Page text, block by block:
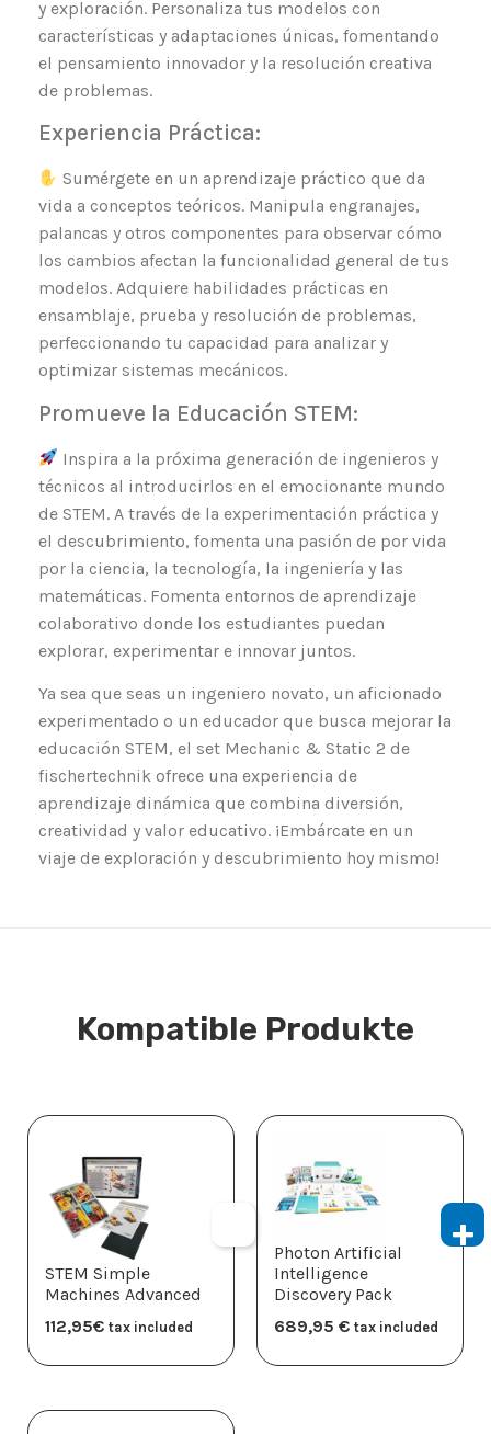
y exploración. Personaliza tus modelos con
características y adaptaciones únicas, fomentando
el pensamiento innovador y la resolución creativa
de problemas.
Experiencia Práctica:
Sumérgete en un aprendizaje práctico que da
vida a conceptos teóricos. Manipula engranajes,
palancas y otros componentes para observar cómo
los cambios afectan la funcionalidad general de tus
modelos. Adquiere habilidades prácticas en
ensamblaje, prueba y resolución de problemas,
perfeccionando tu capacidad para analizar y
optimizar sistemas mecánicos.
Promueve la Educación STEM:
Inspira a la próxima generación de ingenieros y
técnicos al introducirlos en el emocionante mundo
de STEM. A través de la experimentación práctica y
el descubrimiento, fomenta una pasión de por vida
por la ciencia, la tecnología, la ingeniería y las
matemáticas. Fomenta entornos de aprendizaje
colaborativo donde los estudiantes puedan
explorar, experimentar e innovar juntos.
Ya sea que seas un ingeniero novato, un aficionado
experimentado o un educador que busca mejorar la
educación STEM, el set Mechanic & Static 2 de
fischertechnik ofrece una experiencia de
aprendizaje dinámica que combina diversión,
creatividad y valor educativo. ¡Embárcate en un
viaje de exploración y descubrimiento hoy mismo!
Kompatible Produkte
STEM Simple
Machines Advanced
112,95€ tax included
Photon Artificial
Intelligence
Discovery Pack
689,95 € tax included